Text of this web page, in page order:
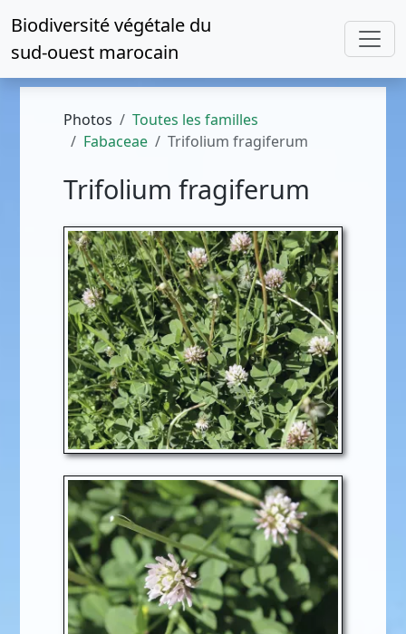
Biodiversité végétale du
sud-ouest marocain
Photos
Toutes les familles
Fabaceae
Trifolium fragiferum
Trifolium fragiferum